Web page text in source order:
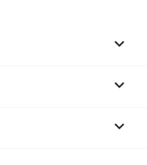


